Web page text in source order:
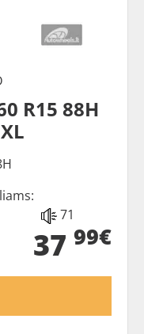
R15 88H
71
37 99€